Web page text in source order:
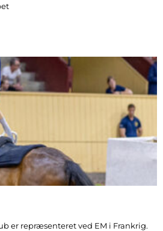
er repræsenteret ved EM i Frankrig.